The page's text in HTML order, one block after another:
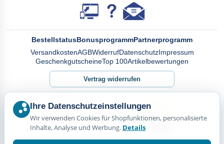
BestellstatusBonusprogrammPartnerprogramm
VersandkostenAGBWiderrufDatenschutzImpressum
GeschenkgutscheineTop 100Artikelbewertungen
Vertrag widerrufen
Ihre Datenschutzeinstellungen
Wir verwenden Cookies für Shopfunktionen, personalisierte
Inhalte, Analyse und Werbung. Details